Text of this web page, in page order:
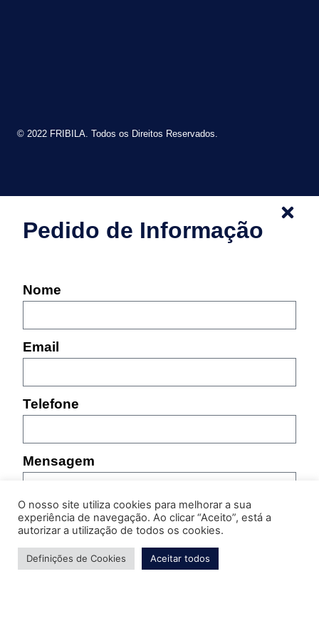
© 2022 FRIBILA. Todos os Direitos Reservados.
O nosso site utiliza cookies para melhorar a sua
experiência de navegação. Ao clicar “Aceito”, está a
autorizar a utilização de todos os cookies.
Definições de Cookies Aceitar todos
Pedido de Informação
Nome
Email
Telefone
Mensagem
Por favor, indique as características do produto sobre